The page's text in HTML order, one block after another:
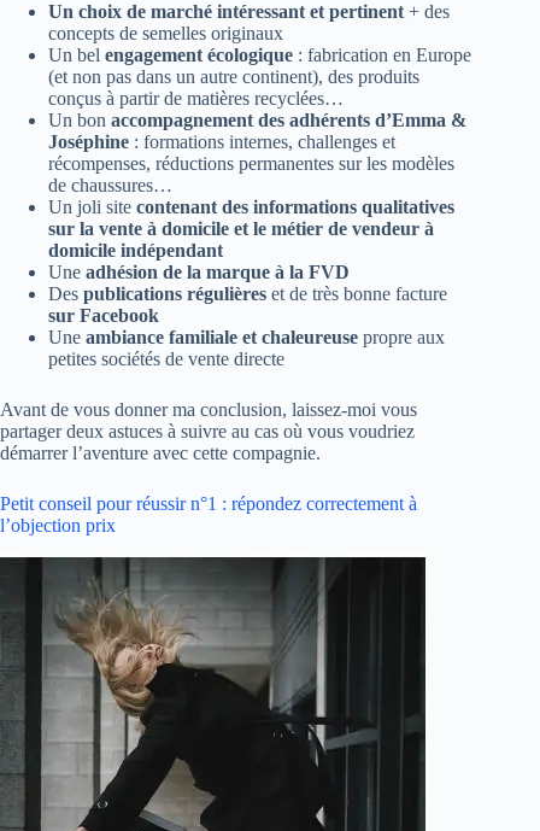
Un choix de marché intéressant et pertinent + des
concepts de semelles originaux
Un bel engagement écologique : fabrication en Europe
(et non pas dans un autre continent), des produits
conçus à partir de matières recyclées…
Un bon accompagnement des adhérents d’Emma &
Joséphine : formations internes, challenges et
récompenses, réductions permanentes sur les modèles
de chaussures…
Un joli site contenant des informations qualitatives
sur la vente à domicile et le métier de vendeur à
domicile indépendant
Une adhésion de la marque à la FVD
Des publications régulières et de très bonne facture
sur Facebook
Une ambiance familiale et chaleureuse propre aux
petites sociétés de vente directe
Avant de vous donner ma conclusion, laissez-moi vous
partager deux astuces à suivre au cas où vous voudriez
démarrer l’aventure avec cette compagnie.
Petit conseil pour réussir n°1 : répondez correctement à
l’objection prix